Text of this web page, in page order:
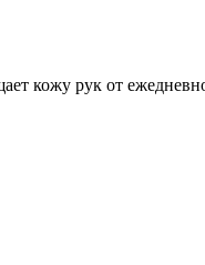
кожу рук от